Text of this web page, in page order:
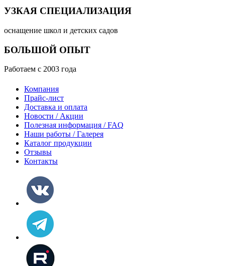
УЗКАЯ СПЕЦИАЛИЗАЦИЯ
оснащение школ и детских садов
БОЛЬШОЙ ОПЫТ
Работаем с 2003 года
Компания
Прайс-лист
Доставка и оплата
Новости / Акции
Полезная информация / FAQ
Наши работы / Галерея
Каталог продукции
Отзывы
Контакты